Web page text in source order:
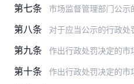
第七条 市场监督管理部门公示的行政处罚决定书，除依照本规定第六
第八条 对于应当公示的行政处罚决定，在送达行政处罚决定书时，
第九条 作出行政处罚决定的市场监督管理部门和行政处罚当事人登记地（住所地）在同
第十条 作出行政处罚决定的市场监督管理部门和行政处罚当事人登记地（住所地）不在